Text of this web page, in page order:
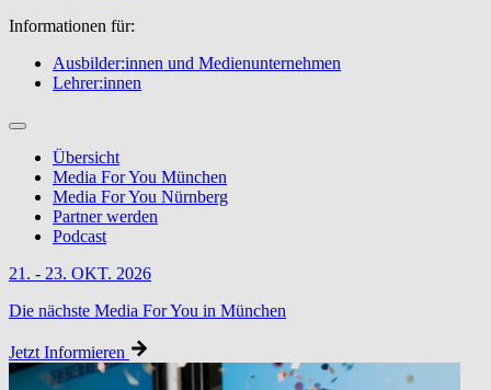
Informationen für:
Ausbilder:innen und Medienunternehmen
Lehrer:innen
Übersicht
Media For You München
Media For You Nürnberg
Partner werden
Podcast
21. - 23. OKT. 2026
Die nächste Media For You in München
Jetzt Informieren